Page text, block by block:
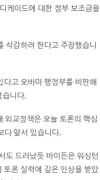
케이드에 대한 정부 보조금을
삭감하려 한다고 주장했습니
고 오바마 행정부를 비판해
습니다.
외교정책은 오늘 토론의 핵심
다 앞서 있습니다.
도 드러났듯 바이든은 워싱턴
토론 실력에 깊은 인상을 받았